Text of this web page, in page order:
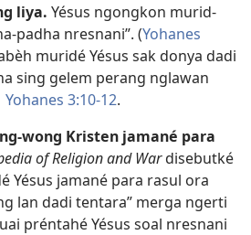
liya. Yésus ngongkon murid-
padha nresnani”. (Yohanes
muridé Yésus sak donya dadi
sing gelem perang nglawan
Yohanes 3:10-12.
wong Kristen jamané para
of Religion and Wardisebutké
Yésus jamané para rasul ora
lan dadi tentara” merga ngerti
préntahé Yésus soal nresnani